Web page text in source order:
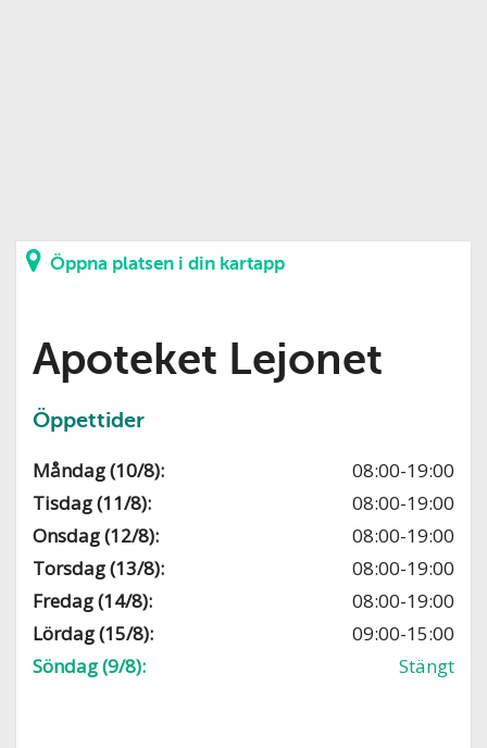
Öppna platsen i din kartapp
Apoteket Lejonet
Öppettider
Måndag (10/8):
08:00-19:00
Tisdag (11/8):
08:00-19:00
Onsdag (12/8):
08:00-19:00
Torsdag (13/8):
08:00-19:00
Fredag (14/8):
08:00-19:00
Lördag (15/8):
09:00-15:00
Söndag (9/8):
Stängt